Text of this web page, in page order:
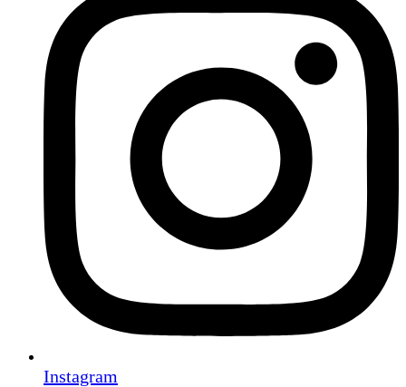
Instagram